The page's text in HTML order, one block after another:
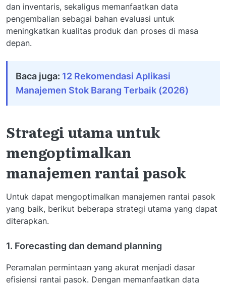
dan inventaris, sekaligus memanfaatkan data
pengembalian sebagai bahan evaluasi untuk
meningkatkan kualitas produk dan proses di masa
depan.
Baca juga: 12 Rekomendasi Aplikasi
Manajemen Stok Barang Terbaik (2026)
Strategi utama untuk
mengoptimalkan
manajemen rantai pasok
Untuk dapat mengoptimalkan manajemen rantai pasok
yang baik, berikut beberapa strategi utama yang dapat
diterapkan.
1. Forecasting dan demand planning
Peramalan permintaan yang akurat menjadi dasar
efisiensi rantai pasok. Dengan memanfaatkan data